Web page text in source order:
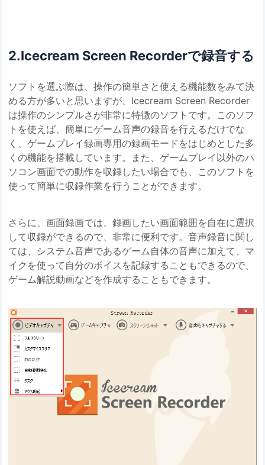
2.Icecream Screen Recorderで録音する
ソフトを選ぶ際は、操作の簡単さと使える機能数をみて決
める方が多いと思いますが、Icecream Screen Recorder
は操作のシンプルさが非常に特徴のソフトです。このソフ
トを使えば、簡単にゲーム音声の録音を行えるだけでな
く、ゲームプレイ録画専用の録画モードをはじめとした多
くの機能を搭載しています。また、ゲームプレイ以外のパ
ソコン画面での動作を収録したい場合でも、このソフトを
使って簡単に収録作業を行うことができます。
さらに、画面録画では、録画したい画面範囲を自在に選択
して収録ができるので、非常に便利です。音声録音に関し
ては、システム音声であるゲーム自体の音声に加えて、マ
イクを使って自分のボイスを記録することもできるので、
ゲーム解説動画などを作成することもできます。